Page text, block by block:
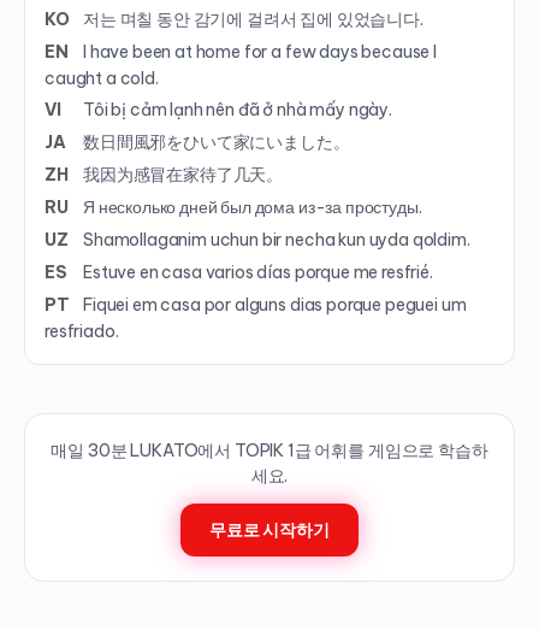
KO
저는 며칠 동안 감기에 걸려서 집에 있었습니다.
EN
I have been at home for a few days because I
caught a cold.
VI
Tôi bị cảm lạnh nên đã ở nhà mấy ngày.
JA
数日間風邪をひいて家にいました。
ZH
我因为感冒在家待了几天。
RU
Я несколько дней был дома из-за простуды.
UZ
Shamollaganim uchun bir necha kun uyda qoldim.
ES
Estuve en casa varios días porque me resfrié.
PT
Fiquei em casa por alguns dias porque peguei um
resfriado.
매일 30분 LUKATO에서 TOPIK 1급 어휘를 게임으로 학습하
세요.
무료로 시작하기